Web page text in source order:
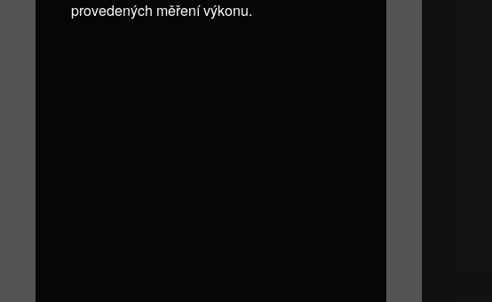
provedených měření výkonu.